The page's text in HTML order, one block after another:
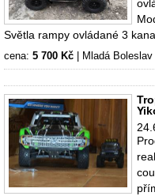
Světla rampy ovládané 3
cena: 5 700 Kč Mladá Boleslav